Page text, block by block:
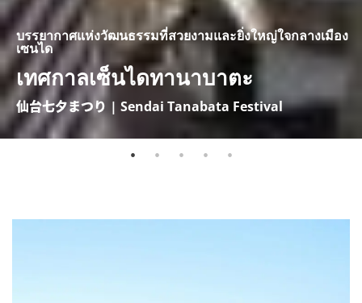
บรรยากาศแห่งวัฒนธรรมที่สวยงามและยิ่งใหญ่ใจกลางเมือง
เซนได
เทศกาลเซ็นไดทานาบาตะ
仙台七夕まつり | Sendai Tanabata Festival